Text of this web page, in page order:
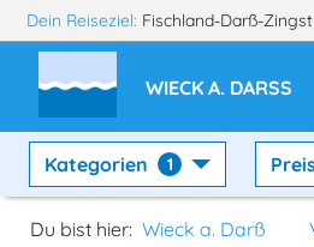
Dein Reiseziel: Fischland-Darß-Zingst
WIECK A. DARSS
Kategorien 1
Du bist hier: Wieck a. Darß